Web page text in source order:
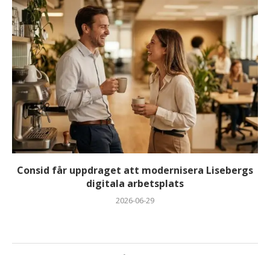
Consid får uppdraget att modernisera Lisebergs
digitala arbetsplats
2026-06-29